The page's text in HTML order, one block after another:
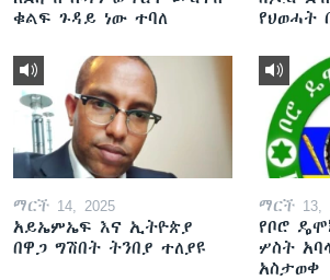
ቁልፍ ጉዳይ ነው ተባለ
የህወሓት
ማርች 14, 2025
አይኤምኤፍ እና ኢትዮጵያ
በዋጋ ግሽበት ትንበያ ተለያዩ
ማርች 13,
የቦሮ
ሦስት
አስታወቀ